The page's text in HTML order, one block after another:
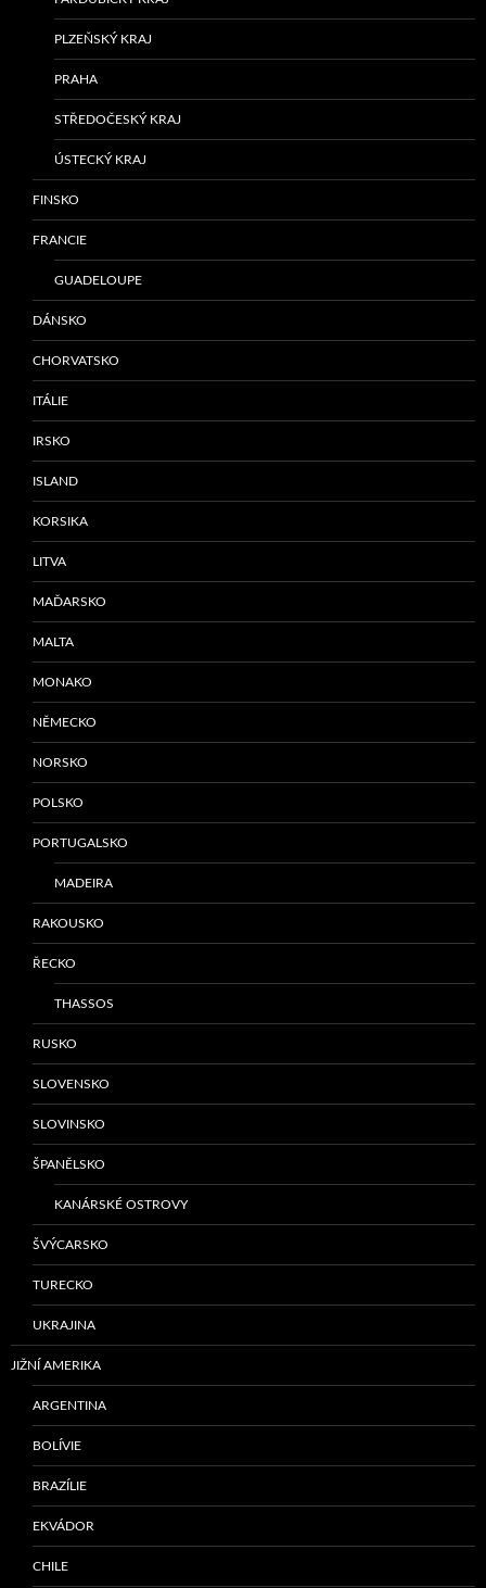
PLZEŇSKÝ KRAJ
PRAHA
STŘEDOČESKÝ KRAJ
ÚSTECKÝ KRAJ
FINSKO
FRANCIE
GUADELOUPE
DÁNSKO
CHORVATSKO
ITÁLIE
IRSKO
ISLAND
KORSIKA
LITVA
MAĎARSKO
MALTA
MONAKO
NĚMECKO
NORSKO
POLSKO
PORTUGALSKO
MADEIRA
RAKOUSKO
ŘECKO
THASSOS
RUSKO
SLOVENSKO
SLOVINSKO
ŠPANĚLSKO
KANÁRSKÉ OSTROVY
ŠVÝCARSKO
TURECKO
UKRAJINA
JIŽNÍ AMERIKA
ARGENTINA
BOLÍVIE
BRAZÍLIE
EKVÁDOR
CHILE